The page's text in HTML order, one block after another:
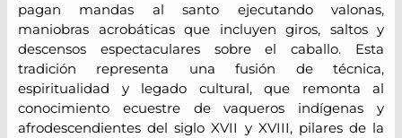
pagan mandas al santo ejecutando valonas,
maniobras acrobáticas que incluyen giros, saltos y
descensos espectaculares sobre el caballo. Esta
tradición representa una fusión de técnica,
espiritualidad y legado cultural, que remonta al
conocimiento ecuestre de vaqueros indígenas y
afrodescendientes del siglo XVII y XVIII, pilares de la